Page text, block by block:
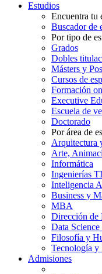
Estudios
Encuentra tu
Buscador de
Por tipo de
Grados
Dobles
Másters y
Cursos de
Formación
Executive
Escuela de
Doctorado
Por área de
Arquitectura
Arte,
Informática
Ingenierías
Inteligencia
Business y
MBA
Dirección de
Data
Filosofía y
Tecnología y
Admisiones